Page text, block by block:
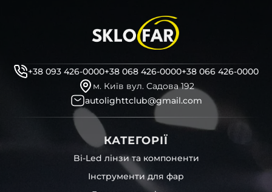
+38 093 426-0000+38 068 426-0000+38 066 426-0000
м. Київ вул. Садова 192
autolighttclub@gmail.com
КАТЕГОРІЇ
Bi-Led лінзи та компоненти
Інструменти для фар